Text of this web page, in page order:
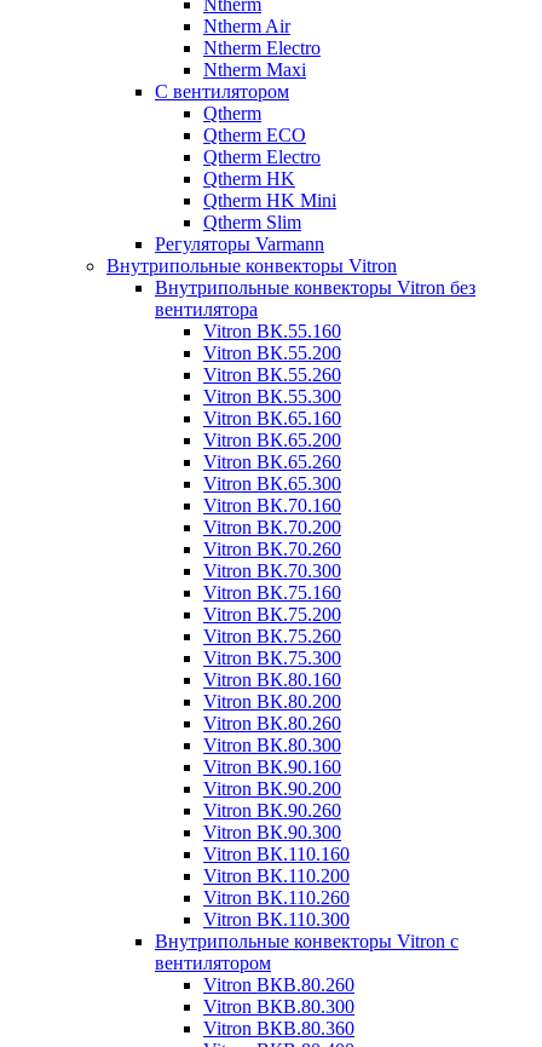
Ntherm
Ntherm Air
Ntherm Electro
Ntherm Maxi
С вентилятором
Qtherm
Qtherm ECO
Qtherm Electro
Qtherm HK
Qtherm HK Mini
Qtherm Slim
Регуляторы Varmann
Внутрипольные конвекторы Vitron
Внутрипольные конвекторы Vitron без
вентилятора
Vitron ВК.55.160
Vitron ВК.55.200
Vitron ВК.55.260
Vitron ВК.55.300
Vitron ВК.65.160
Vitron ВК.65.200
Vitron ВК.65.260
Vitron ВК.65.300
Vitron ВК.70.160
Vitron ВК.70.200
Vitron ВК.70.260
Vitron ВК.70.300
Vitron ВК.75.160
Vitron ВК.75.200
Vitron ВК.75.260
Vitron ВК.75.300
Vitron ВК.80.160
Vitron ВК.80.200
Vitron ВК.80.260
Vitron ВК.80.300
Vitron ВК.90.160
Vitron ВК.90.200
Vitron ВК.90.260
Vitron ВК.90.300
Vitron ВК.110.160
Vitron ВК.110.200
Vitron ВК.110.260
Vitron ВК.110.300
Внутрипольные конвекторы Vitron с
вентилятором
Vitron ВКВ.80.260
Vitron ВКВ.80.300
Vitron ВКВ.80.360